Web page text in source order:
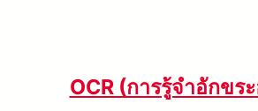
OCR (การรู้จำอักขร